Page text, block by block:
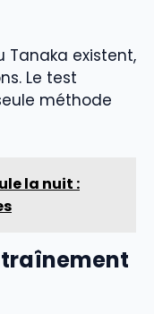
Tanaka existent,
Le test
méthode
la nuit :